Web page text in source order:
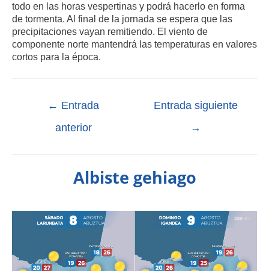
todo en las horas vespertinas y podrá hacerlo en forma
de tormenta. Al final de la jornada se espera que las
precipitaciones vayan remitiendo. El viento de
componente norte mantendrá las temperaturas en valores
cortos para la época.
← Entrada
anterior
Entrada siguiente
→
Albiste gehiago